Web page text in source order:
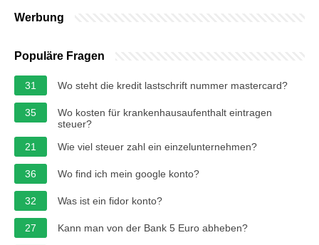
Werbung
Populäre Fragen
31 Wo steht die kredit lastschrift nummer mastercard?
35
Wo kosten für krankenhausaufenthalt eintragen
steuer?
21
Wie viel steuer zahl ein einzelunternehmen?
36 Wo find ich mein google konto?
32 Was ist ein fidor konto?
27 Kann man von der Bank 5 Euro abheben?